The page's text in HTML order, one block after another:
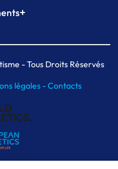
+
indoor
Paris- Tous Droits Réservés
légales -Contacts